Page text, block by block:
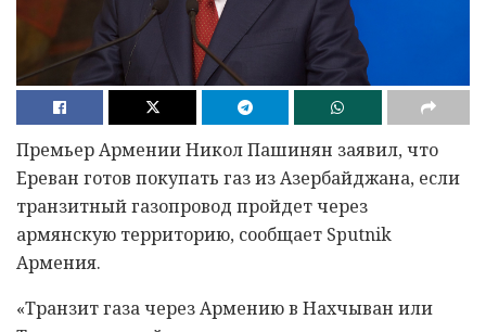
Премьер Армении Никол Пашинян заявил, что
Ереван готов покупать газ из Азербайджана, если
транзитный газопровод пройдет через
армянскую территорию, сообщает Sputnik
Армения.
«Транзит газа через Армению в Нахчыван или